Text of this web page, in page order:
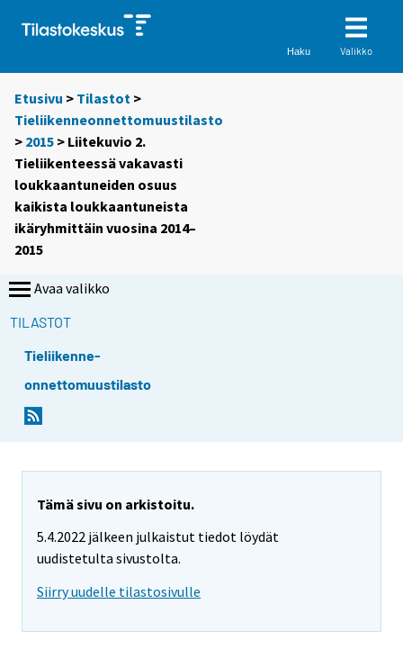
Haku Valikko
Etusivu > Tilastot >
Tieliikenneonnettomuustilasto
> 2015 > Liitekuvio 2.
Tieliikenteessä vakavasti
loukkaantuneiden osuus
kaikista loukkaantuneista
ikäryhmittäin vuosina 2014–
2015
Avaa valikko
TILASTOT
Tieliikenne-
onnettomuustilasto
Tämä sivu on arkistoitu.
5.4.2022 jälkeen julkaistut tiedot löydät
uudistetulta sivustolta.
Siirry uudelle tilastosivulle